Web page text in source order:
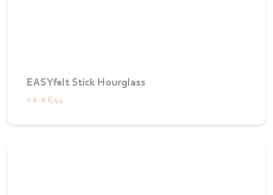
EASYfelt Stick Hourglass
v.a. € 6,44